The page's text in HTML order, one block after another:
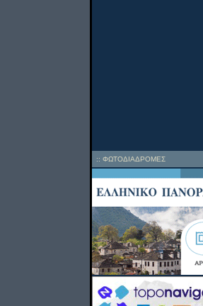
:: ΦΩΤΟΔΙΑΔΡΟΜΕΣ